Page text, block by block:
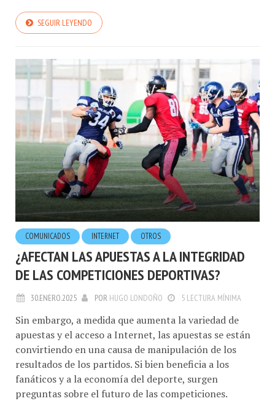
SEGUIR LEYENDO
COMUNICADOS INTERNET OTROS
¿AFECTAN LAS APUESTAS A LA INTEGRIDAD
DE LAS COMPETICIONES DEPORTIVAS?
30.ENERO.2025 POR HUGO LONDOÑO 5 LECTURA MÍNIMA
Sin embargo, a medida que aumenta la variedad de
apuestas y el acceso a Internet, las apuestas se están
convirtiendo en una causa de manipulación de los
resultados de los partidos. Si bien beneficia a los
fanáticos y a la economía del deporte, surgen
preguntas sobre el futuro de las competiciones.